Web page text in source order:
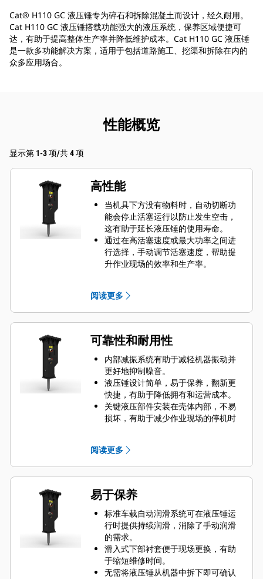
Cat® H110 GC 液压锤专为碎石和拆除混凝土而设计，经久耐用。
Cat H110 GC 液压锤搭载功能强大的液压系统，保养区域便捷可
达，有助于提高整体生产率并降低维护成本。Cat H110 GC 液压锤
是一款多功能解决方案，适用于包括道路施工、挖渠和拆除在内的
众多应用场合。
性能概览
显示第 1-3 项/共 4 项
高性能
当机具下方没有物料时，自动切断功
能会停止活塞运行以防止发生空击，
这有助于延长液压锤的使用寿命。
通过在高活塞速度或最大功率之间进
行选择，手动调节活塞速度，帮助提
升作业现场的效率和生产率。
噪声受管控的社区或医院附近。
阅读更多
可靠性和耐用性
内部减振系统有助于减轻机器振动并
更好地抑制噪音。
液压锤设计简单，易于保养，翻新更
快捷，有助于降低拥有和运营成本。
关键液压部件安装在壳体内部，不易
损坏，有助于减少作业现场的停机时
阅读更多
易于保养
标准车载自动润滑系统可在液压锤运
行时提供持续润滑，消除了手动润滑
的需求。
滑入式下部衬套便于现场更换，有助
于缩短维修时间。
无需将液压锤从机器中拆下即可确认